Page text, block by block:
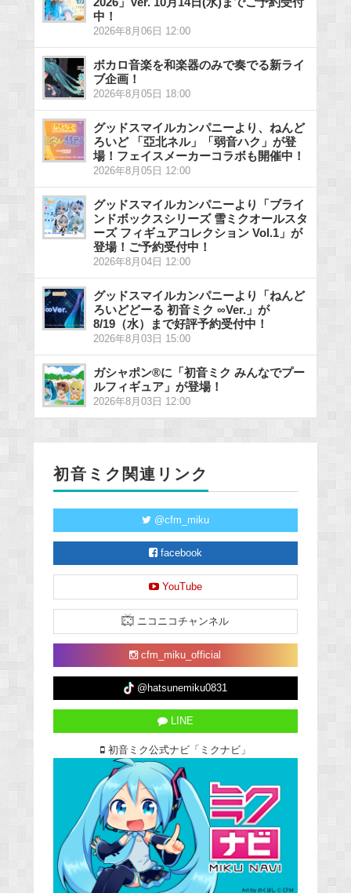
中！
2026年8月06日 12:00
ボカロ音楽を和楽器のみで奏でる新ライ
ブ企画！
2026年8月05日 18:00
グッドスマイルカンパニーより、ねんど
ろいど 「亞北ネル」「弱音ハク」が登
場！フェイスメーカーコラボも開催中！
2026年8月05日 12:00
グッドスマイルカンパニーより「ブライ
ンドボックスシリーズ 雪ミクオールスタ
ーズ フィギュアコレクション Vol.1」が
登場！ご予約受付中！
2026年8月04日 12:00
グッドスマイルカンパニーより「ねんど
ろいどどーる 初音ミク ∞Ver.」が
8/19（水）まで好評予約受付中！
2026年8月03日 15:00
ガシャポン®に「初音ミク みんなでプー
ルフィギュア」が登場！
2026年8月03日 12:00
初音ミク関連リンク
@cfm_miku
facebook
YouTube
ニコニコチャンネル
cfm_miku_official
@hatsunemiku0831
LINE
初音ミク公式ナビ「ミクナビ」